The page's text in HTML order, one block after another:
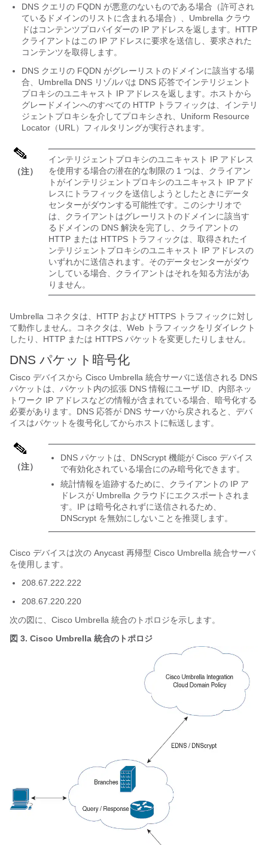
DNS クエリの FQDN が悪意のないものである場合（許可され
ているドメインのリストに含まれる場合）、Umbrella クラウ
ドはコンテンツプロバイダーの IP アドレスを返します。HTTP
クライアントはこの IP アドレスに要求を送信し、要求された
コンテンツを取得します。
DNS クエリの FQDN がグレーリストのドメインに該当する場
合、Umbrella DNS リゾルバは DNS 応答でインテリジェント
プロキシのユニキャスト IP アドレスを返します。ホストから
グレードメインへのすべての HTTP トラフィックは、インテリ
ジェントプロキシを介してプロキシされ、Uniform Resource
Locator（URL）フィルタリングが実行されます。
（注）
インテリジェントプロキシのユニキャスト IP アドレス
を使用する場合の潜在的な制限の 1 つは、クライアン
トがインテリジェントプロキシのユニキャスト IP アド
レスにトラフィックを送信しようとしたときにデータ
センターがダウンする可能性です。このシナリオで
は、クライアントはグレーリストのドメインに該当す
るドメインの DNS 解決を完了し、クライアントの
HTTP または HTTPS トラフィックは、取得されたイ
ンテリジェントプロキシのユニキャスト IP アドレスの
いずれかに送信されます。そのデータセンターがダウ
ンしている場合、クライアントはそれを知る方法があ
りません。
Umbrella コネクタは、HTTP および HTTPS トラフィックに対し
て動作しません。コネクタは、Web トラフィックをリダイレクト
したり、HTTP または HTTPS パケットを変更したりしません。
DNS パケット暗号化
Cisco デバイスから Cisco Umbrella 統合サーバに送信される DNS
パケットは、パケット内の拡張 DNS 情報にユーザ ID、内部ネッ
トワーク IP アドレスなどの情報が含まれている場合、暗号化する
必要があります。DNS 応答が DNS サーバから戻されると、デバ
イスはパケットを復号化してからホストに転送します。
（注）
DNS パケットは、DNScrypt 機能が Cisco デバイス
で有効化されている場合にのみ暗号化できます。
統計情報を追跡するために、クライアントの IP ア
ドレスが Umbrella クラウドにエクスポートされま
す。IP は暗号化されずに送信されるため、
DNScrypt を無効にしないことを推奨します。
Cisco デバイスは次の Anycast 再帰型 Cisco Umbrella 統合サーバ
を使用します。
208.67.222.222
208.67.220.220
次の図に、Cisco Umbrella 統合のトポロジを示します。
図 3. Cisco Umbrella 統合のトポロジ